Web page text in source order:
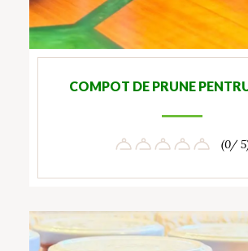
COMPOT DE PRUNE
(0/